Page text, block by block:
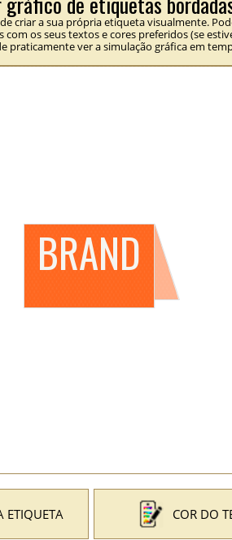
criar a sua própria etiqueta visualmente.
com os seus textos e cores preferidos (se
praticamente ver a simulação gráfica em
ETIQUETA COR DO